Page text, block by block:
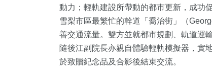
動力；輕軌建設所帶動的都市更新，成功
雪梨市區最繁忙的幹道「喬治街」（
善交通流量。雙方並就都市規劃、軌道運
隨後江副院長亦親自體驗輕軌模擬器，實
於致贈紀念品及合影後結束交流。